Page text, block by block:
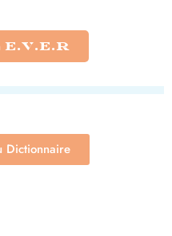
E.V.E.R
Dictionnaire